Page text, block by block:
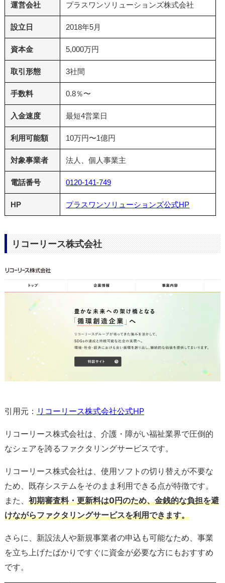
運営会社 プラスワンソリューションズ株式会社
設立日 2018年5月
資本金 5,000万円
取引形態 3社間
手数料 0.8％〜
入金速度 最短4営業日
利用可能額 10万円〜1億円
対象事業者 法人、個人事業主
電話番号 0120-141-749
HP プラスワンソリューションズ公式HP
リコーリース株式会社
引用元： リコーリース株式会社公式HP
リコーリース株式会社は、介護・障がい福祉業界で圧倒的
なシェアを誇るファクタリングサービスです。
リコーリース株式会社は、使用ソフトの切り替えが不要な
ため、既存システムをそのまま利用できる点が特徴です。
また、 初期審査料・更新料は0円のため、金銭的な負担を避
けながらファクタリングサービスを利用できます。
さらに、新設法人や新規事業者の申込も可能なため、事業
を立ち上げたばかりですぐに資金が必要な方にもおすすめ
です。